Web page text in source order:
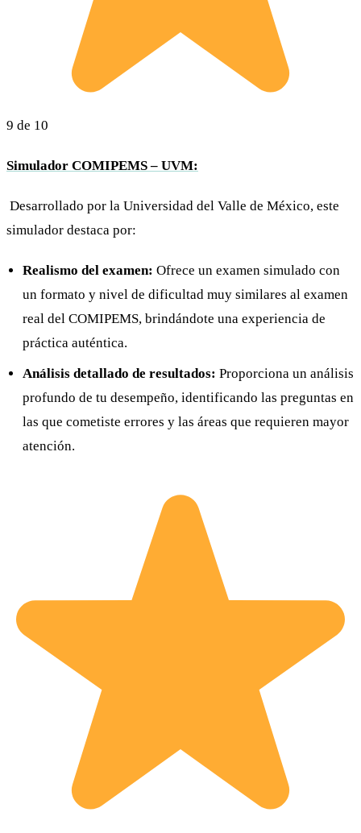
9 de 10
Simulador COMIPEMS – UVM:
Desarrollado por la Universidad del Valle de México, este
simulador destaca por:
Realismo del examen: Ofrece un examen simulado con
un formato y nivel de dificultad muy similares al examen
real del COMIPEMS, brindándote una experiencia de
práctica auténtica.
Análisis detallado de resultados: Proporciona un análisis
profundo de tu desempeño, identificando las preguntas en
las que cometiste errores y las áreas que requieren mayor
atención.